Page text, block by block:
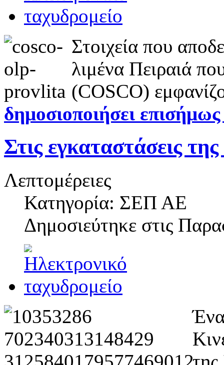
Στοιχεία που
λιμένα Πειραιά
(COSCO)
δημοσιοποιήσει
Στις εγκαταστάσεις
Λεπτομέρειες
Κατηγορία: ΣΕΠ ΑΕ
Δημοσιεύτηκε στις